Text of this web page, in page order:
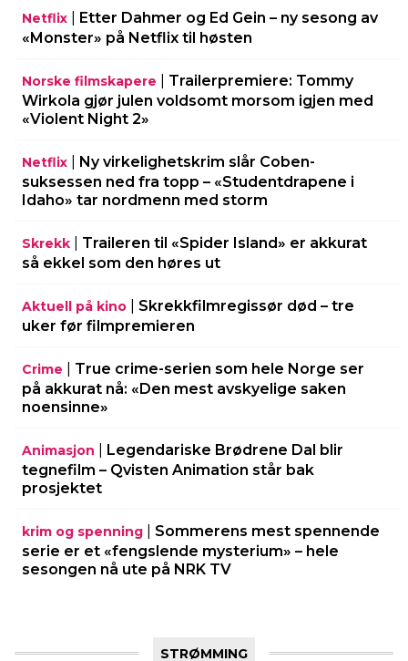
Netflix
Etter Dahmer og Ed Gein – ny sesong av
«Monster» på Netflix til høsten
Norske filmskapere
Trailerpremiere: Tommy
Wirkola gjør julen voldsomt morsom igjen med
«Violent Night 2»
Netflix
Ny virkelighetskrim slår Coben-
suksessen ned fra topp – «Studentdrapene i
Idaho» tar nordmenn med storm
Skrekk
Traileren til «Spider Island» er akkurat
så ekkel som den høres ut
Aktuell på kino
Skrekkfilmregissør død – tre
uker før filmpremieren
Crime
True crime-serien som hele Norge ser
på akkurat nå: «Den mest avskyelige saken
noensinne»
Animasjon
Legendariske Brødrene Dal blir
tegnefilm – Qvisten Animation står bak
prosjektet
krim og spenning
Sommerens mest spennende
serie er et «fengslende mysterium» – hele
sesongen nå ute på NRK TV
STRØMMING